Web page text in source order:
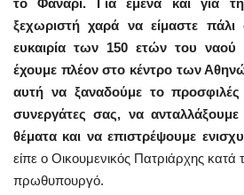
το Φανάρι. Για εμένα και για
ξεχωριστή χαρά να είμαστε
ευκαιρία των 150 ετών του
έχουμε πλέον στο κέντρο των
αυτή να ξαναδούμε το
συνεργάτες σας, να ανταλλάξουμε
θέματα και να επιστρέψουμε
είπε ο Οικουμενικός Πατριάρχης κατά
πρωθυπουργό.